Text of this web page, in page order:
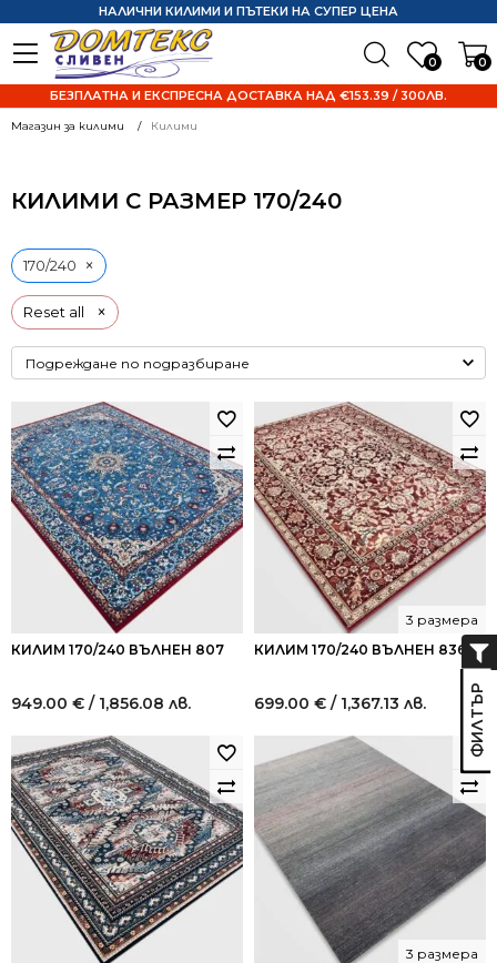
0 0
НАЛИЧНИ КИЛИМИ И ПЪТЕКИ НА СУПЕР ЦЕНА
БЕЗПЛАТНА И ЕКСПРЕСНА ДОСТАВКА НАД €153.39 / 300ЛВ.
Магазин за килими Килими
КИЛИМИ С РАЗМЕР 170/240
Reset all ×
170/240 ×
КИЛИМ 170/240 ВЪЛНЕН 807
949.00 € / 1,856.08 лв.
КИЛИМ 170/240 ВЪЛНЕН 836
3 размера
699.00 € / 1,367.13 лв.
3 размера